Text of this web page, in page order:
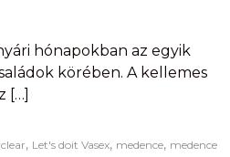
hónapokban az egyik
körében. A kellemes
[…]
, Let's doit Vasex, medence, medence